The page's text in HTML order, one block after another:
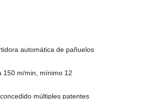
automática de pañuelos
150 m/min, mínimo 12
múltiples patentes